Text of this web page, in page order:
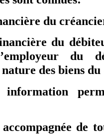
du
du
du
des biens
de